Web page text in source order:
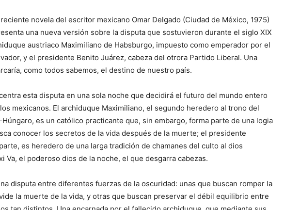
novela del escritor mexicano Omar Delgado (Ciudad de México, 1975)
una nueva versión sobre la disputa que sostuvieron durante el siglo XIX
austriaco Maximiliano de Habsburgo, impuesto como emperador por el
y el presidente Benito Juárez, cabeza del otrora Partido Liberal. Una
como todos sabemos, el destino de nuestro país.
esta disputa en una sola noche que decidirá el futuro del mundo entero
mexicanos. El archiduque Maximiliano, el segundo heredero al trono del
es un católico practicante que, sin embargo, forma parte de una logia
conocer los secretos de la vida después de la muerte; el presidente
es heredero de una larga tradición de chamanes del culto al dios
Va, el poderoso dios de la noche, el que desgarra cabezas.
disputa entre diferentes fuerzas de la oscuridad: unas que buscan romper la
la muerte de la vida, y otras que buscan preservar el débil equilibrio entre